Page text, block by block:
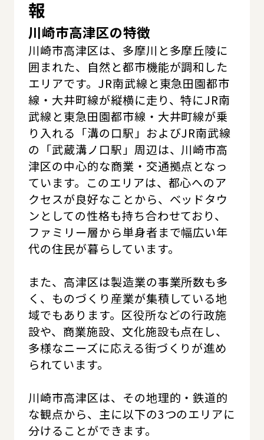
報
川崎市高津区の特徴
川崎市高津区は、多摩川と多摩丘陵に
囲まれた、自然と都市機能が調和した
エリアです。JR南武線と東急田園都市
線・大井町線が縦横に走り、特にJR南
武線と東急田園都市線・大井町線が乗
り入れる「溝の口駅」およびJR南武線
の「武蔵溝ノ口駅」周辺は、川崎市高
津区の中心的な商業・交通拠点となっ
ています。このエリアは、都心へのア
クセスが良好なことから、ベッドタウ
ンとしての性格も持ち合わせており、
ファミリー層から単身者まで幅広い年
代の住民が暮らしています。
また、高津区は製造業の事業所数も多
く、ものづくり産業が集積している地
域でもあります。区役所などの行政施
設や、商業施設、文化施設も点在し、
多様なニーズに応える街づくりが進め
られています。
川崎市高津区は、その地理的・鉄道的
な観点から、主に以下の3つのエリアに
分けることができます。